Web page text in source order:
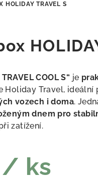
HOLIDAY TRAVEL S
COOL S“ je
Holiday Travel,
vozech i doma.
dnem pro
zatížení.
/ ks